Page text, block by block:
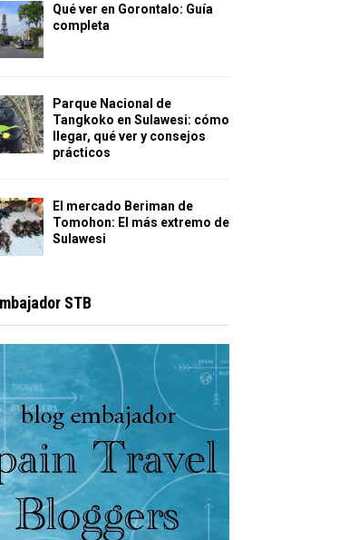
Qué ver en Gorontalo: Guía
completa
Parque Nacional de
Tangkoko en Sulawesi: cómo
llegar, qué ver y consejos
prácticos
El mercado Beriman de
Tomohon: El más extremo de
Sulawesi
STB